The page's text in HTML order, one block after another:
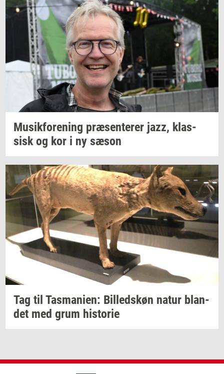
Mu­sik­for­e­ning præ­sen­te­rer jazz, klas­
siskog kor i ny sæson
Tag til Tas­ma­ni­en: Bil­leds­køn natur blan­
det med grum hi­sto­rie